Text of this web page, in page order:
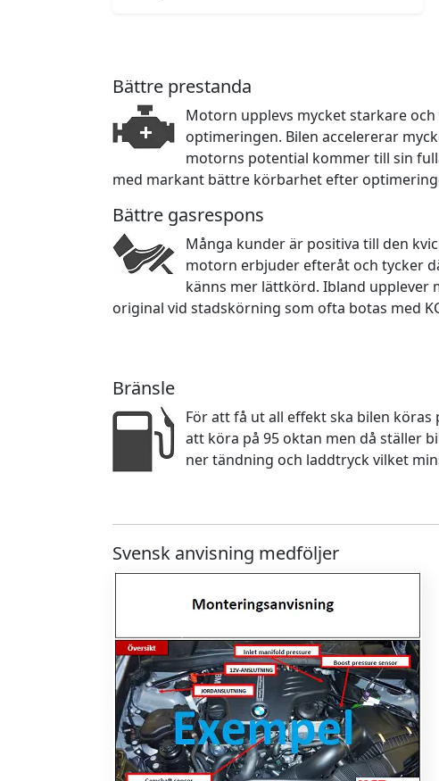
Bättre prestanda
Motorn upplevs mycket starkare
optimeringen. Bilen accelererar
motorns potential kommer till sin
med markant bättre körbarhet efter
Bättre gasrespons
Många kunder är positiva till den
motorn erbjuder efteråt och tycker
känns mer lättkörd. Ibland upplever
original vid stadskörning som ofta botas med
Bränsle
För att få ut all effekt ska bilen köras
att köra på 95 oktan men då ställer
ner tändning och laddtryck vilket
Svensk anvisning medföljer